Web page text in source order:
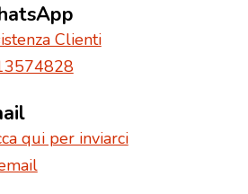
Clienti
qui per inviarci